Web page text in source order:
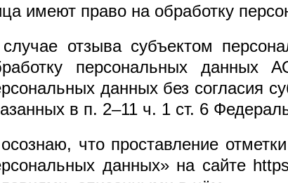
имеют право на обработку
отзыва субъектом
персональных данных
данных без согласия
в п. 2–11 ч. 1 ст. 6
что проставление
данных» на сайте